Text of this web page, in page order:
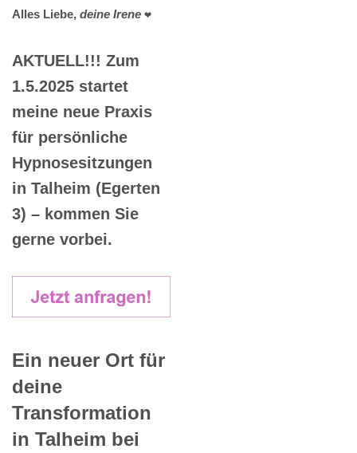
Alles Liebe, deine Irene ❤️
AKTUELL!!! Zum
1.5.2025 startet
meine neue Praxis
für persönliche
Hypnosesitzungen
in Talheim (Egerten
3) – kommen Sie
gerne vorbei.
Ein neuer Ort für
deine
Transformation
in Talheim bei